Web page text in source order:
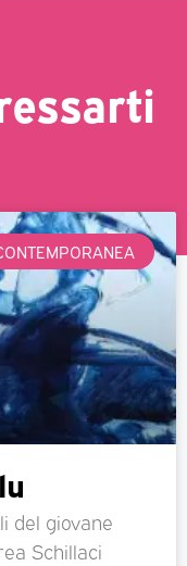
del giovane
Schillaci